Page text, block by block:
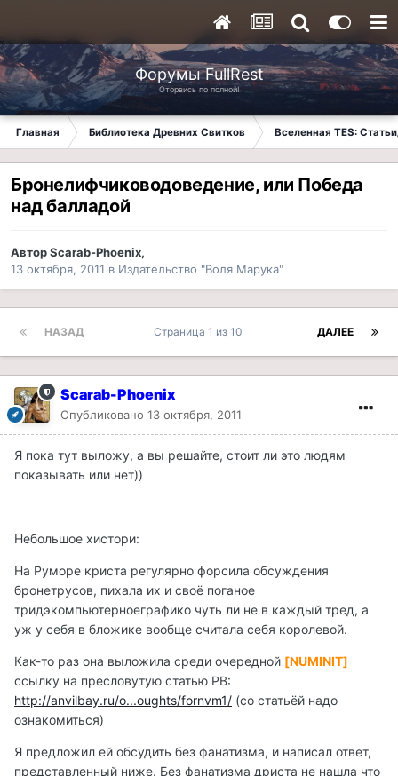
Форумы FullRest
Оторвись по полной!
Главная Библиотека Древних Свитков Вселенная TES:
Бронелифчиководоведение, или Победа
над балладой
АвторScarab-Phoenix,
13 октября, 2011 в Издательство "Воля Марука"
НАЗАД ДАЛЕЕ
Страница 1 из 10
Scarab-Phoenix
Опубликовано 13 октября, 2011
Я пока тут выложу, а вы решайте, стоит ли это людям
показывать или нет))
Небольшое хистори:
На Руморе криста регулярно форсила обсуждения
бронетрусов, пихала их и своё поганое
тридэкомпьютерноеграфико чуть ли не в каждый тред, а
уж у себя в бложике вообще считала себя королевой.
Как-то раз она выложила среди очередной [NUMINIT]
ссылку на пресловутую статью РВ:
http://anvilbay.ru/o...oughts/fornvm1/ (со статьёй надо
ознакомиться)
Я предложил ей обсудить без фанатизма, и написал ответ,
представленный ниже. Без фанатизма дриста не нашла что